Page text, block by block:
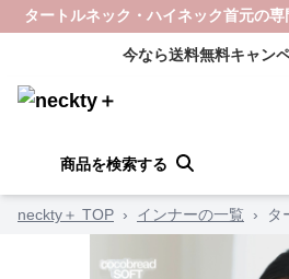
タートルネック・ハイネック首元の
今なら送料無料キャン
商品を検索する
neckty＋ TOP › インナーの一覧 › タ